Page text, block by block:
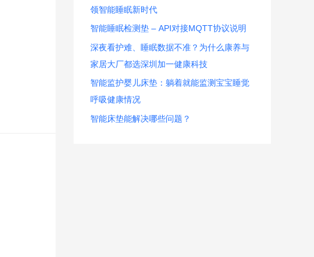
领智能睡眠新时代
智能睡眠检测垫 – API对接MQTT协议说明
深夜看护难、睡眠数据不准？为什么康养与
家居大厂都选深圳加一健康科技
智能监护婴儿床垫：躺着就能监测宝宝睡觉
呼吸健康情况
智能床垫能解决哪些问题？